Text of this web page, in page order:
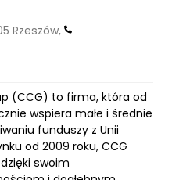
Rzeszów,
(CCG) to firma, która od
wspiera małe i średnie
funduszy z Unii
od 2009 roku, CCG
swoim